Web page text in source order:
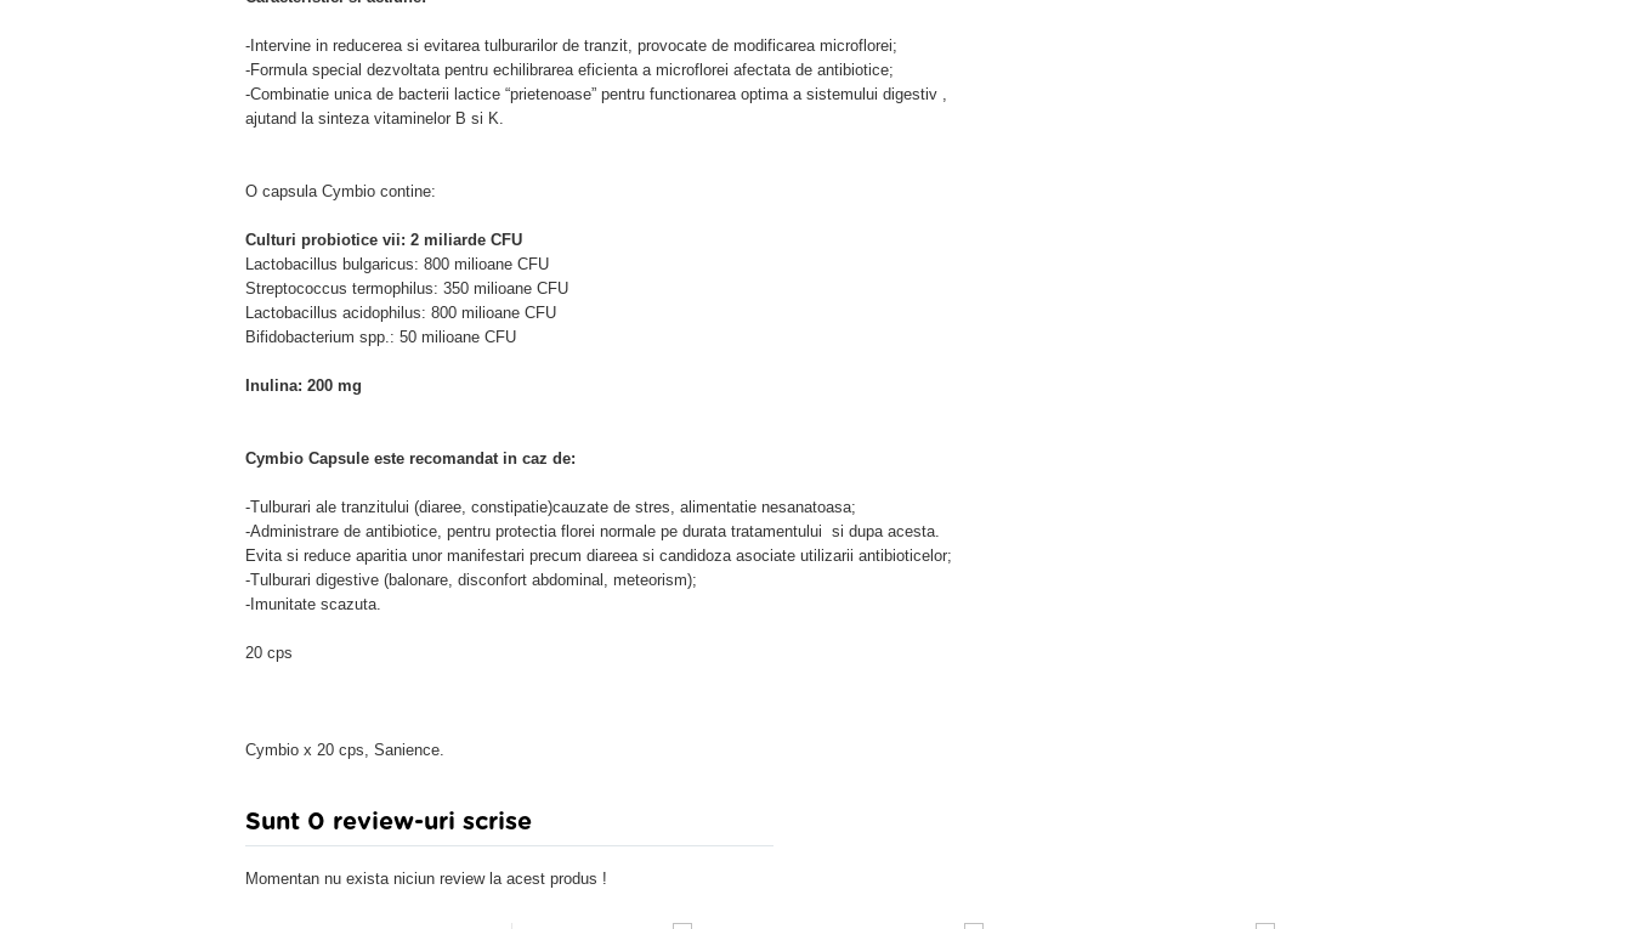
-Intervine in reducerea si evitarea tulburarilor de tranzit, provocate de modificarea microflorei;
-Formula special dezvoltata pentru echilibrarea eficienta a microflorei afectata de antibiotice;
-Combinatie unica de bacterii lactice “prietenoase” pentru functionarea optima a sistemului digestiv ,
ajutand la sinteza vitaminelor B si K.
O capsula Cymbio contine:
Culturi probiotice vii: 2 miliarde CFU
Lactobacillus bulgaricus: 800 milioane CFU
Streptococcus termophilus: 350 milioane CFU
Lactobacillus acidophilus: 800 milioane CFU
Bifidobacterium spp.: 50 milioane CFU
Inulina: 200 mg
Cymbio Capsule este recomandat in caz de:
-Tulburari ale tranzitului (diaree, constipatie)cauzate de stres, alimentatie nesanatoasa;
-Administrare de antibiotice, pentru protectia florei normale pe durata tratamentului si dupa acesta.
Evita si reduce aparitia unor manifestari precum diareea si candidoza asociate utilizarii antibioticelor;
-Tulburari digestive (balonare, disconfort abdominal, meteorism);
-Imunitate scazuta.
20 cps
Cymbio x 20 cps, Sanience.
Sunt 0 review-uri scrise
Momentan nu exista niciun review la acest produs !